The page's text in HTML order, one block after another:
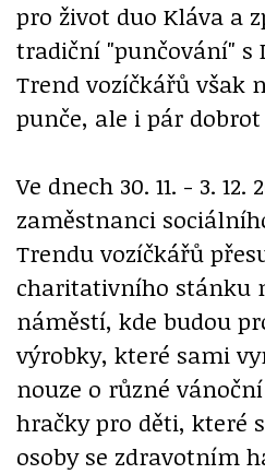
pro život duo Kláva a
tradiční "punčování" s
Trend vozíčkářů však
punče, ale i pár
Ve dnech 30. 11. - 3. 12.
zaměstnanci
Trendu vozíčkářů
charitativního stánku
náměstí, kde budou
výrobky, které sami
nouze o různé
hračky pro děti, které
osoby se zdravotním